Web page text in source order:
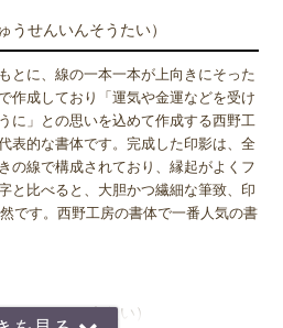
、当店で分類上分けさせて頂いており
場合でも、実印や認印として、また
は、お客様のご判断でご使用頂けま
客様
一文字のお客様の場合は "たて" "ヨ
かお問い合わせを頂きます。 "たて"
、選択によりデザインが変わること
コ" どちらかをご選択願います。
うせんいんそうたい）
とに、線の一本一本が上向きにそった
作成しており「運気や金運などを受け
に」との思いを込めて作成する西野工
表的な書体です。完成した印影は、全
の線で構成されており、縁起がよくフ
と比べると、大胆かつ繊細な筆致、印
です。西野工房の書体で一番人気の書
てんいんそうたい）